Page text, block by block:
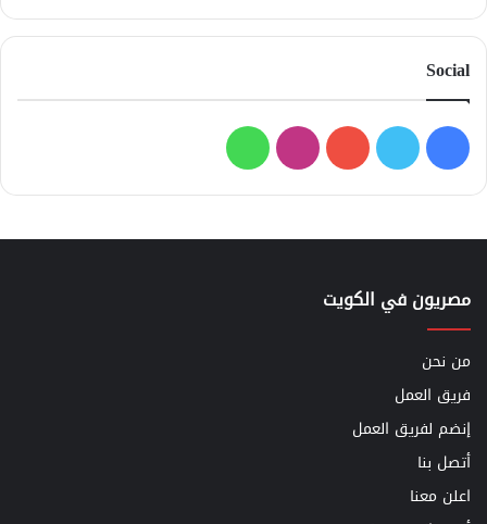
Social
فيسبوك
تويتر يوتيوبانستقرامواتساب
مصريون في الكويت
من نحن
فريق العمل
إنضم لفريق العمل
أتصل بنا
اعلن معنا